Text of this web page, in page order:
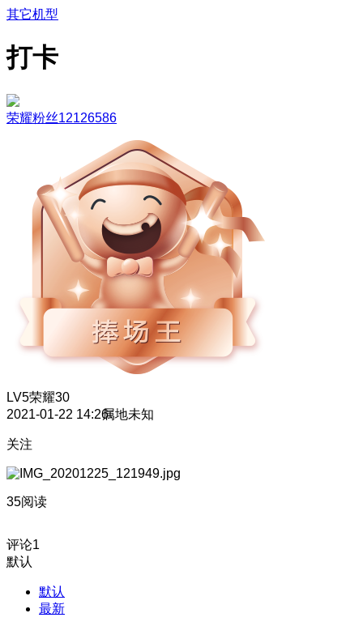
其它机型
打卡
荣耀粉丝12126586
LV5荣耀30
2021-01-22 14:26属地未知
关注
35阅读
评论1
默认
默认
最新